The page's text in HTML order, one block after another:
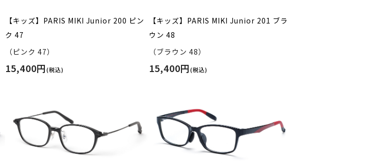
【キッズ】PARIS MIKI Junior 200 ピン
ク 47
（ピンク 47）
15,400円(税込)
【キッズ】PARIS MIKI Junior 201 ブラ
ウン 48
（ブラウン 48）
15,400円(税込)